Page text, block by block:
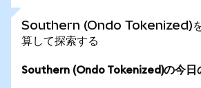
Southern (Ondo Tokenized)を
算して探索する
Southern (Ondo Tokenized)の今日